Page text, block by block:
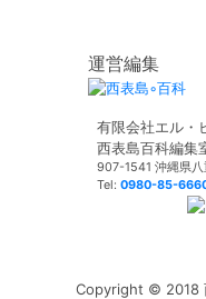
運営編集
有限会社エル・
西表島百科編集
907-1541 沖縄県
Tel: 0980-85-
Copyright © 2018